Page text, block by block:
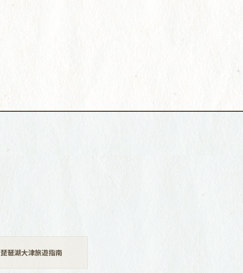
琵琶湖大津旅遊指南